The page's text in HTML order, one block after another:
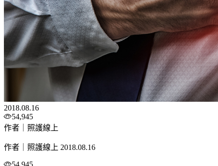
2018.08.16
54,945
作者｜照護線上
作者｜照護線上 2018.08.16